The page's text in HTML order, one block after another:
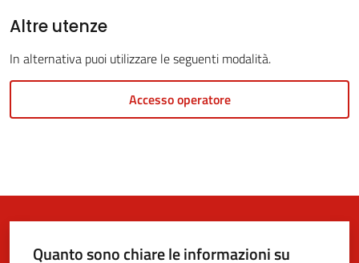
Servizi
line
Tutti
Altre utenze
In alternativa puoi utilizzare le seguenti modalità.
Accesso operatore
Quanto sono chiare le informazioni su